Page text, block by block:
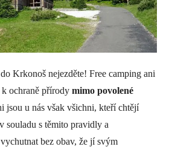
Krkonoš nejezděte! Free camping ani
ochraně přírody mimo povolené
jsou u nás však všichni, kteří chtějí
souladu s těmito pravidly a
bez obav, že jí svým